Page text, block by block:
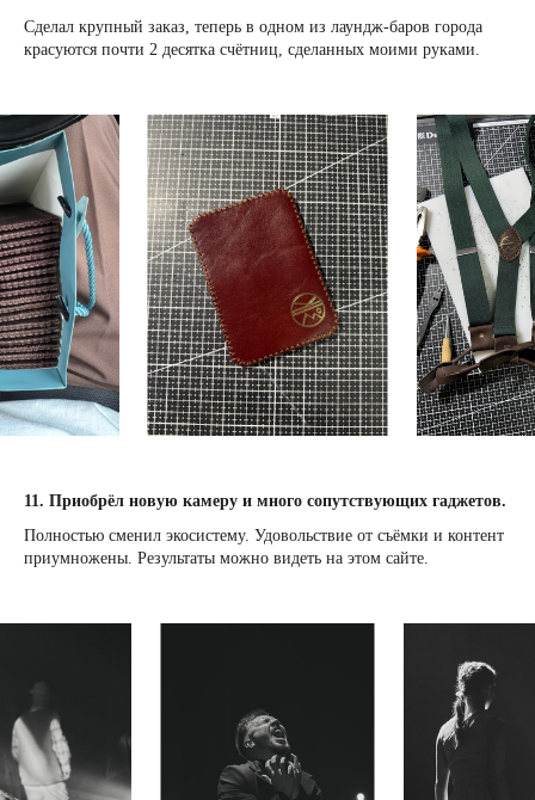
Сделал крупный заказ, теперь в одном из лаундж-баров города
красуются почти 2 десятка счётниц, сделанных моими руками.
11. Приобрёл новую камеру и много сопутствующих гаджетов.
Полностью сменил экосистему. Удовольствие от съёмки и контент
приумножены. Результаты можно видеть на этом сайте.